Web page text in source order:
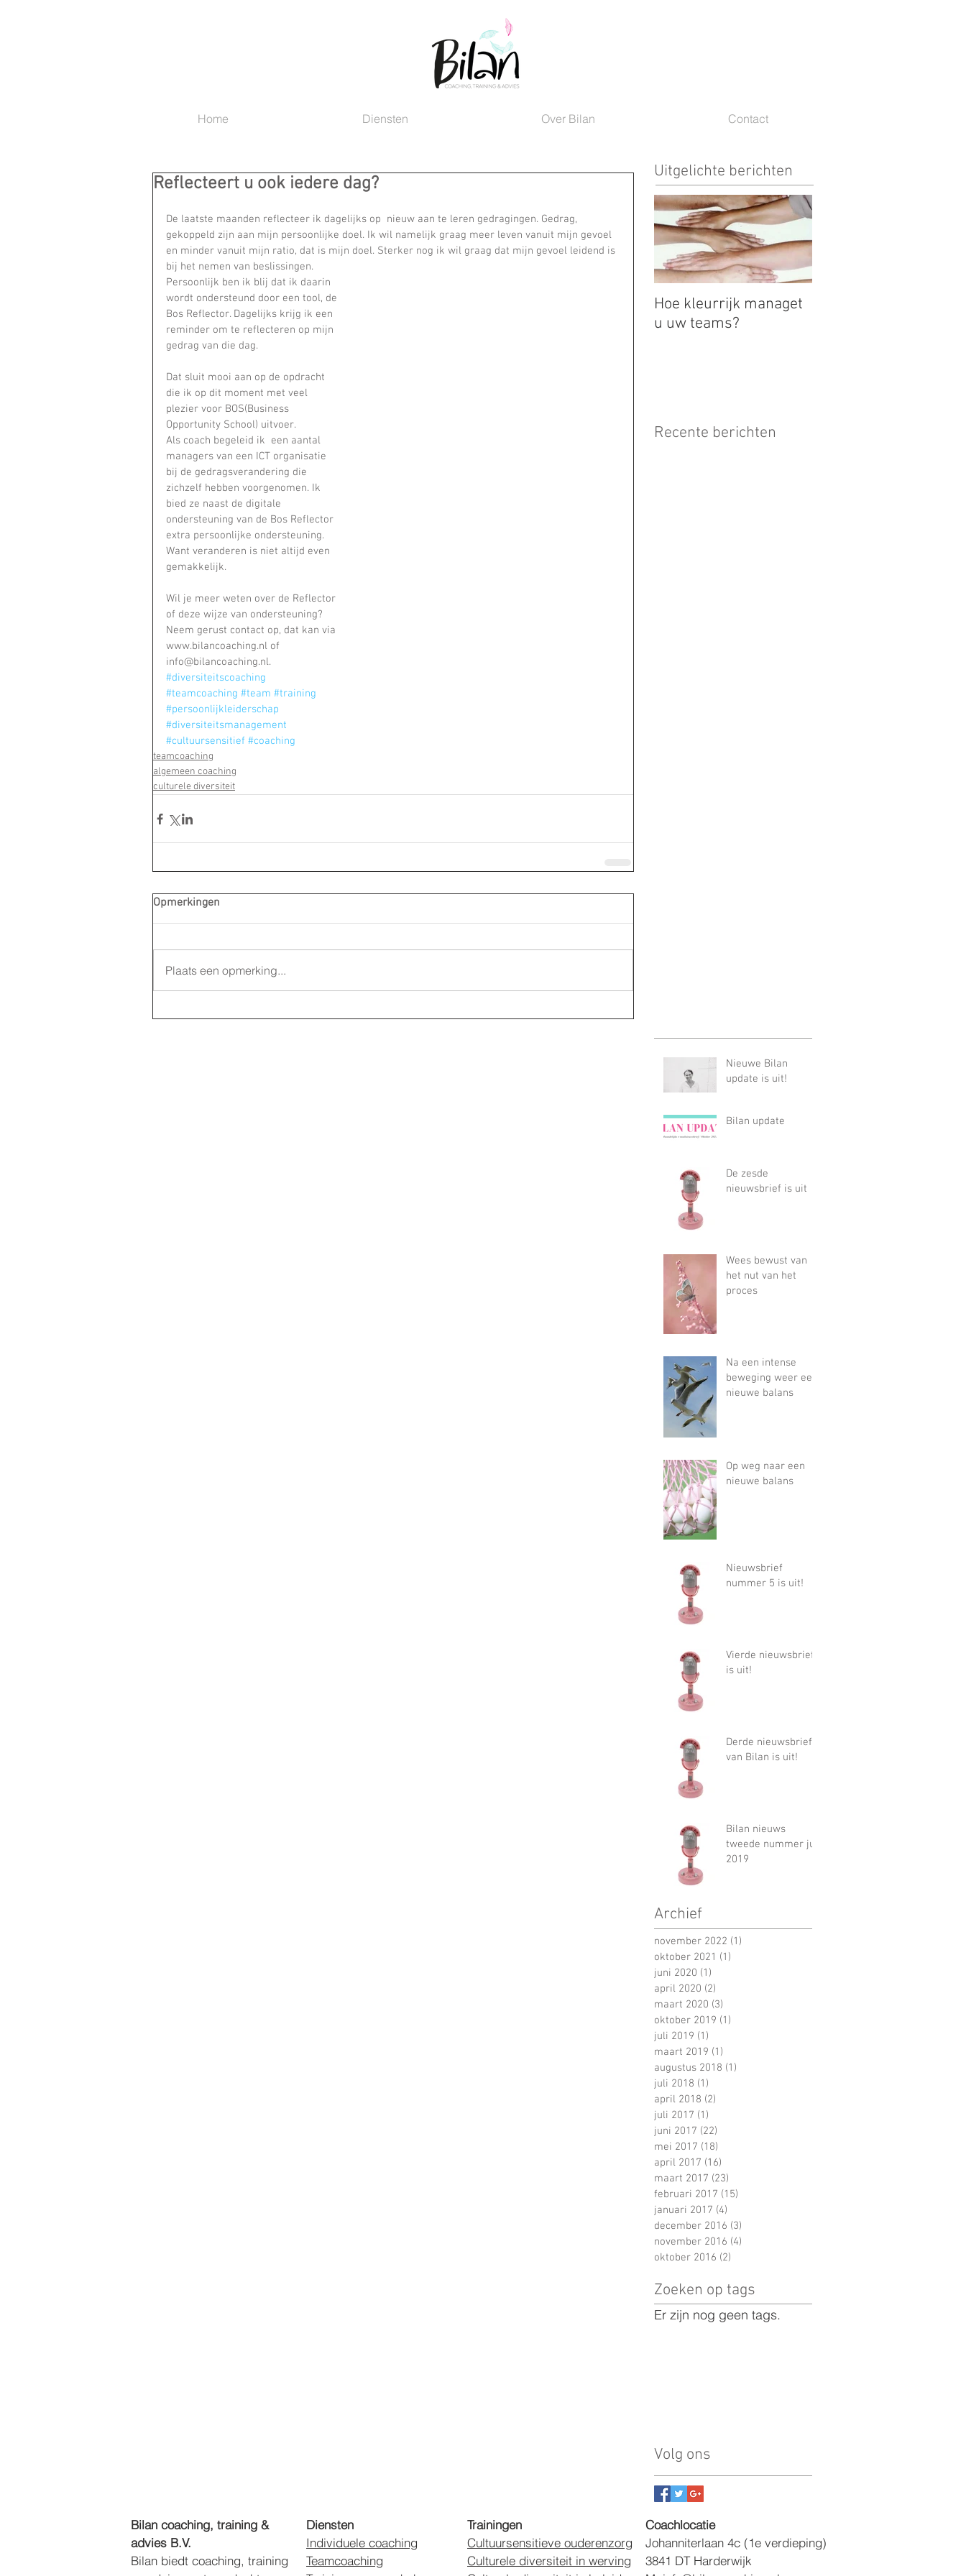
Home Diensten Over Bilan Contact
Reflecteert u ook iedere dag?
De laatste maanden reflecteer ik dagelijks op  nieuw aan te leren gedragingen. Gedrag,
gekoppeld zijn aan mijn persoonlijke doel. Ik wil namelijk graag meer leven vanuit mijn gevoel
en minder vanuit mijn ratio, dat is mijn doel. Sterker nog ik wil graag dat mijn gevoel leidend is
bij het nemen van beslissingen.
Persoonlijk ben ik blij dat ik daarin
wordt ondersteund door een tool, de
Bos Reflector. Dagelijks krijg ik een
reminder om te reflecteren op mijn
gedrag van die dag.
Dat sluit mooi aan op de opdracht
die ik op dit moment met veel
plezier voor BOS(Business
Opportunity School) uitvoer.
Als coach begeleid ik  een aantal
managers van een ICT organisatie
bij de gedragsverandering die
zichzelf hebben voorgenomen. Ik
bied ze naast de digitale
ondersteuning van de Bos Reflector
extra persoonlijke ondersteuning.
Want veranderen is niet altijd even
gemakkelijk.
Wil je meer weten over de Reflector
of deze wijze van ondersteuning?
Neem gerust contact op, dat kan via
www.bilancoaching.nl of
info@bilancoaching.nl.
#diversiteitscoaching
#teamcoaching #team #training
#persoonlijkleiderschap
#diversiteitsmanagement
#cultuursensitief #coaching
teamcoaching
algemeen coaching
culturele diversiteit
Opmerkingen
Plaats een opmerking...
Uitgelichte berichten
Hoe kleurrijk managet
u uw teams?
Recente berichten
Nieuwe Bilan
update is uit!
Bilan update
De zesde
nieuwsbrief is uit
Wees bewust van
het nut van het
proces
Na een intense
beweging weer een
nieuwe balans
Op weg naar een
nieuwe balans
Nieuwsbrief
nummer 5 is uit!
Vierde nieuwsbrief
is uit!
Derde nieuwsbrief
van Bilan is uit!
Bilan nieuws
tweede nummer juli
2019
Archief
november 2022 (1)
oktober 2021 (1)
juni 2020 (1)
april 2020 (2)
maart 2020 (3)
oktober 2019 (1)
juli 2019 (1)
maart 2019 (1)
augustus 2018 (1)
juli 2018 (1)
april 2018 (2)
juli 2017 (1)
juni 2017 (22)
mei 2017 (18)
april 2017 (16)
maart 2017 (23)
februari 2017 (15)
januari 2017 (4)
december 2016 (3)
november 2016 (4)
oktober 2016 (2)
Zoeken op tags
Er zijn nog geen tags.
Volg ons
Bilan coaching, training &
advies B.V.
Bilan biedt coaching, training
Diensten
Individuele coaching
Teamcoaching
Trainingen
Cultuursensitieve ouderenzorg
Culturele diversiteit in werving
​Coachlocatie
Johanniterlaan 4c (1e verdieping)
3841 DT Harderwijk